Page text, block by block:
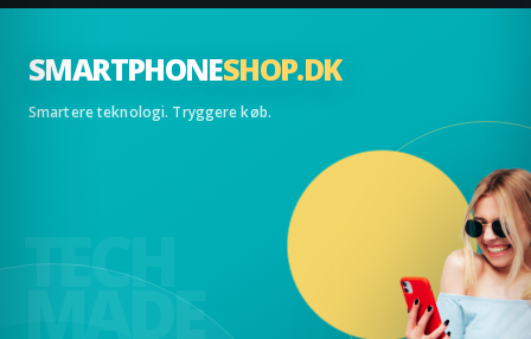
SMARTPHONESHOP.DK
Smartere teknologi. Tryggere køb.
TECH
MADE